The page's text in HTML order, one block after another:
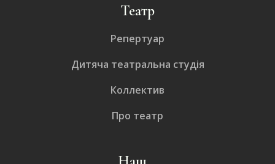
Театр
Репертуар
Дитяча театральна студія
Коллектив
Про театр